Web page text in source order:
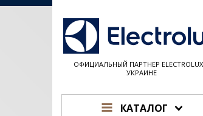
ОФИЦИАЛЬНЫЙ ПАРТНЕР
УКРАИНЕ
КАТАЛОГ